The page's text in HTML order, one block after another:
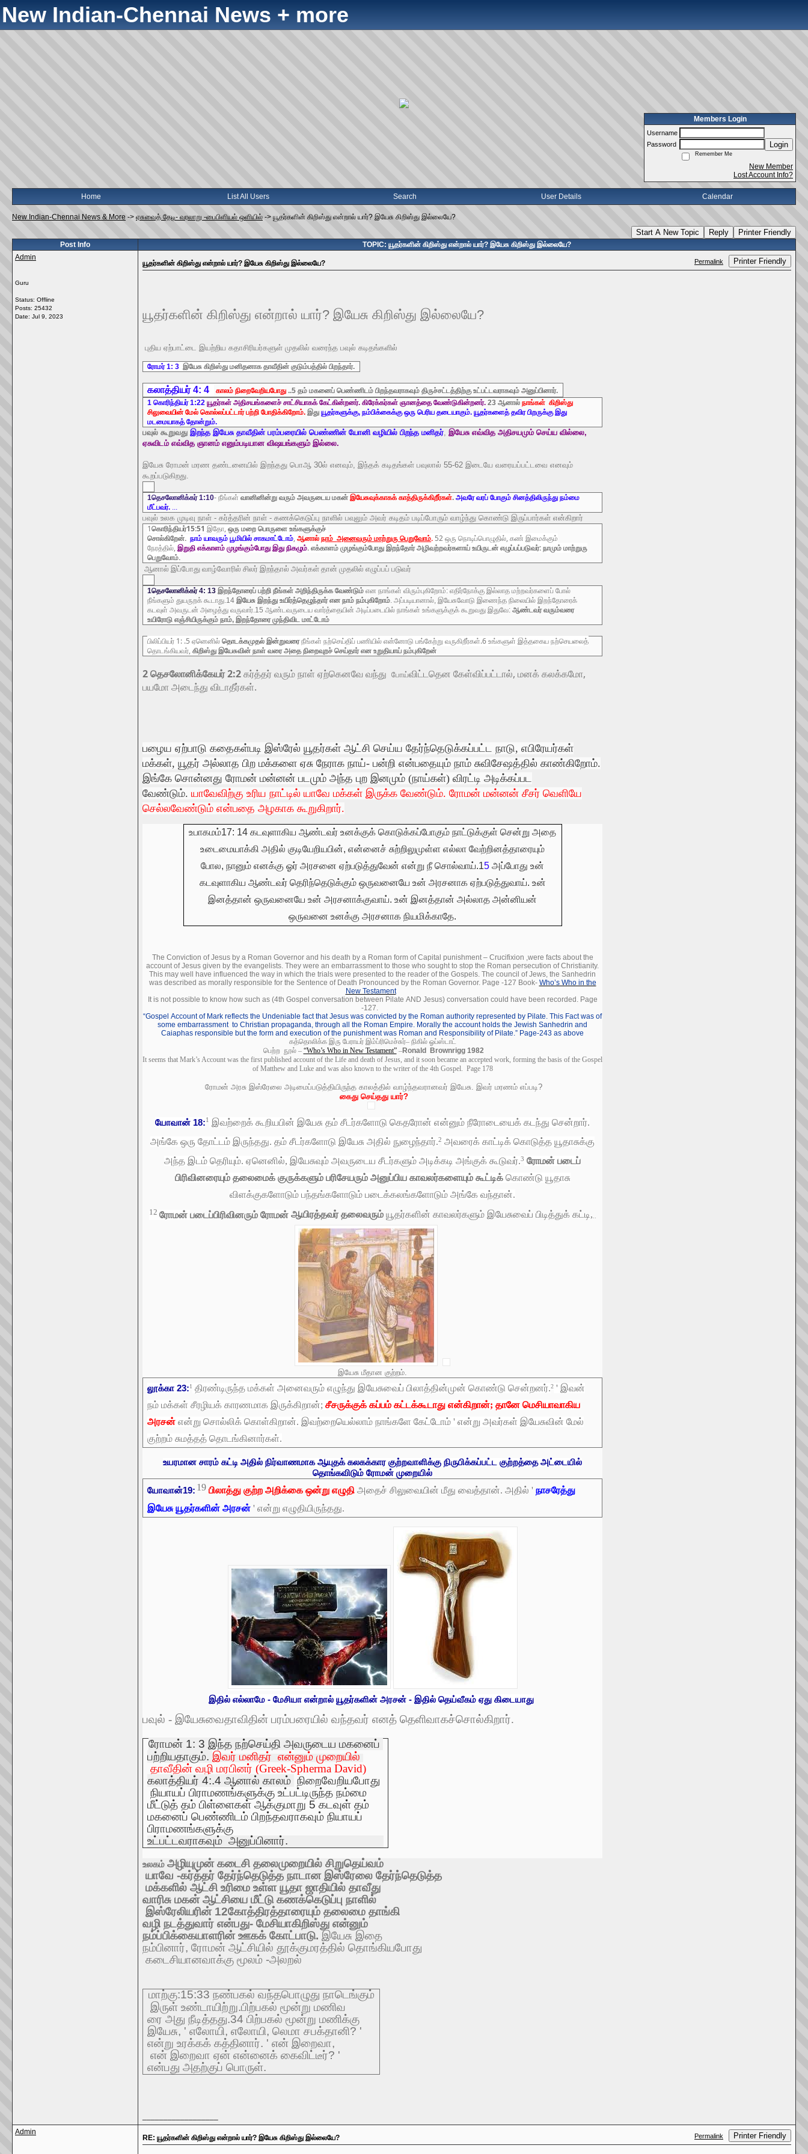
New Indian-Chennai News + more
Members Login
Username
Password
Login
Remember Me
New Member
Lost Account Info?
Home List All Users Search User Details Calendar
New Indian-Chennai News & More -> ஏசுவைத் தேடி- வரலாறு -பைபிளியல் ஒளியில் -> யூதர்களின் கிறிஸ்து என்றால் யார்? இயேசு கிறிஸ்து இல்லையே?
Start A New Topic Reply Printer Friendly
Post Info
TOPIC: யூதர்களின் கிறிஸ்து என்றால் யார்? இயேசு கிறிஸ்து இல்லையே?
Admin
Guru
Status: Offline
Posts: 25432
Date: Jul 9, 2023
யூதர்களின் கிறிஸ்து என்றால் யார்? இயேசு கிறிஸ்து இல்லையே? Permalink Printer Friendly
யூதர்களின் கிறிஸ்து என்றால் யார்? இயேசு கிறிஸ்து இல்லையே?
புதிய ஏற்பாட்டை இயற்றிய கதாசிரியர்களுள் முதலில் வரைந்த பவுல் கடிதங்களில்
ரோமர் 1: 3 இயேசு கிறிஸ்து மனிதனாக தாவீதின் குடும்பத்தில் பிறந்தார்.
கலாத்தியர் 4: 4 காலம் நிறைவேறியபோது ..5 தம் மகனைப் பெண்ணிடம் பிறந்தவராகவும் திருச்சட்டத்திற்கு உட்பட்டவராகவும் அனுப்பினார்.
1 கொரிந்தியர் 1:22 யூதர்கள் அதிசயங்களைச் சாட்சியாகக் கேட்கின்றனர். கிரேக்கர்கள் ஞானத்தை வேண்டுகின்றனர். 23 ஆனால்நாங்கள் கிறிஸ்து
சிலுவையின் மேல் கொல்லப்பட்டார் பற்றி போதிக்கிறோம். இதுயூதர்களுக்கு, நம்பிக்கைக்கு ஒரு பெரிய தடையாகும். யூதர்களைத் தவிர பிறருக்கு இது
மடமையாகத் தோன்றும்.
பவுல் கூறுவது இறந்த இயேசு தாவீதின் பரம்பரையில் பெண்ணின் யோனி வழியில் பிறந்த மனிதர் இயேசு எவ்வித அதிசயமும் செய்ய வில்லை,
ஏசுவிடம் எவ்வித ஞானம் எனும்படியான விஷயங்களும் இல்லை.
இயேசு ரோமன் மரண தண்டனையில் இறந்தது பொஆ 30ல் எனவும், இந்தக் கடிதங்கள் பவுலால் 55-62 இடையே வரையப்பட்டவை எனவும்
கூறப்படுகிறது.
1தெசலோனிக்கர் 1:10- நீங்கள்வானினின்று வரும் அவருடைய மகன்இயேசுவுக்காகக் காத்திருக்கிறீர்கள்.அவரே வரப் போகும் சினத்திலிருந்து நம்மை
மீட்பவர். ...
பவுல் உலக முடிவு நாள் - கர்த்தரின் நாள் - கணக்கெடுப்பு நாளில் பவுலும் அவர் கடிதம் படிப்போரும் வாழ்ந்து கொண்டு இருப்பார்கள் என்கிறார்
1கொரிந்தியர்15:51இதோ,ஒரு மறை பொருளை உங்களுக்குச்
சொல்கிறேன். நாம் யாவரும்பூமியில்சாகமாட்டோம்,ஆனால்நாம்அனைவரும் மாற்றுரு பெறுவோம். 52 ஒரு நொடிப்பொழுதில், கண் இமைக்கும்
நேரத்தில்,இறுதி எக்காளம் முழங்கும்போது இது நிகழும். எக்காளம் முழங்கும்போது இறந்தோர் அழிவற்றவர்களாய் உயிருடன் எழுப்பப்படுவர்: நாமும் மாற்றுரு
பெறுவோம்.
ஆனால் இப்போது வாழ்வோரில் சிலர் இறந்தால் அவர்கள் தான் முதலில் எழுப்பப் படுவர்
1தெசலோனிக்கர் 4: 13இறந்தோரைப் பற்றி நீங்கள் அறிந்திருக்க வேண்டும் என நாங்கள் விரும்புகிறோம்: எதிர்நோக்கு இல்லாத மற்றவர்களைப் போல்
நீங்களும் துயருறக் கூடாது.14இயேசு இறந்து உயிர்த்தெழுந்தார் என நாம் நம்புகிறோம். அப்படியானால், இயேசுவோடு இணைந்த நிலையில் இறந்தோரைக்
கடவுள் அவருடன் அழைத்து வருவார்.15 ஆண்டவருடைய வார்த்தையின் அடிப்படையில் நாங்கள் உங்களுக்குக் கூறுவது இதுவே:ஆண்டவர் வரும்வரை
உயிரோடு எஞ்சியிருக்கும் நாம், இறந்தோரை முந்திவிட மாட்டோம்
பிலிப்பியர் 1: .5 ஏனெனில்தொடக்கமுதல் இன்றுவரைநீங்கள் நற்செய்திப் பணியில் என்னோடு பங்கேற்று வருகிறீர்கள்.6 உங்களுள் இத்தகைய நற்செயலைத்
தொடங்கியவர்,கிறிஸ்து இயேசுவின் நாள் வரை அதை நிறைவுறச் செய்தார் என உறுதியாய் நம்புகிறேன்
2 தெசலோனிக்கேயர் 2:2கர்த்தர் வரும் நாள் ஏற்கெனவே வந்து போய்விட்டதென கேள்விப்பட்டால், மனக் கலக்கமோ,
பயமோ அடைந்து விடாதீர்கள்.
பழைய ஏற்பாடு கதைகள்படி இஸ்ரேல் யூதர்கள் ஆட்சி செய்ய தேர்ந்தெடுக்கப்பட்ட நாடு, எபிரேயர்கள்
மக்கள், யூதர் அல்லாத பிற மக்களை ஏசு நேராக நாய்- பன்றி என்பதையும் நாம் சுவிசேஷத்தில் காண்கிறோம்.
இங்கே சொன்னது ரோமன் மன்னன் படமும் அந்த புற இனமும் (நாய்கள்) விரட்டி அடிக்கப்பட
வேண்டும். யாவேவிற்கு உரிய நாட்டில் யாவே மக்கள் இருக்க வேண்டும். ரோமன் மன்னன் சீசர் வெளியே
செல்லவேண்டும் என்பதை அழகாக கூறுகிறார்.
உபாகமம்17: 14 கடவுளாகிய ஆண்டவர் உனக்குக் கொடுக்கப்போகும் நாட்டுக்குள் சென்று அதை
உடைமையாக்கி அதில் குடியேறியபின், என்னைச் சுற்றிலுமுள்ள எல்லா வேற்றினத்தாரையும்
போல, நானும் எனக்கு ஓர் அரசனை ஏற்படுத்துவேன் என்று நீ சொல்வாய்.15 அப்போது உன்
கடவுளாகிய ஆண்டவர் தெரிந்தெடுக்கும் ஒருவனையே உன் அரசனாக ஏற்படுத்துவாய். உன்
இனத்தான் ஒருவனையே உன் அரசனாக்குவாய். உன் இனத்தான் அல்லாத அன்னியன்
ஒருவனை உனக்கு அரசனாக நியமிக்காதே.
The Conviction of Jesus by a Roman Governor and his death by a Roman form of Capital punishment – Crucifixion ,were facts about the
account of Jesus given by the evangelists. They were an embarrassment to those who sought to stop the Roman persecution of Christianity.
This may well have influenced the way in which the trials were presented to the reader of the Gospels. The council of Jews, the Sanhedrin
was described as morally responsible for the Sentence of Death Pronounced by the Roman Governor. Page -127 Book- Who’s Who in the
New Testament
It is not possible to know how such as (4th Gospel conversation between Pilate AND Jesus) conversation could have been recorded. Page
-127.
“Gospel Account of Mark reflects the Undeniable fact that Jesus was convicted by the Roman authority represented by Pilate. This Fact was of
some embarrassment to Christian propaganda, through all the Roman Empire. Morally the account holds the Jewish Sanhedrin and
Caiaphas responsible but the form and execution of the punishment was Roman and Responsibility of Pilate.” Page-243 as above
கத்தொலிக்க இரு பேராயர் இம்ப்ரிமெச்சுர்– நிகில் ஓப்ஸ்டாட்
பெற்ற நூல்– “Who’s Who in New Testament”–Ronald Brownrigg 1982
It seems that Mark’s Account was the first published account of the Life and death of Jesus, and it soon became an accepted work, forming the basis of the Gospel
of Matthew and Luke and was also known to the writer of the 4th Gospel. Page 178
ரோமன் அரசு இஸ்ரேலை அடிமைப்படுத்தியிருந்த காலத்தில் வாழ்ந்தவரானவர் இயேசு. இவர் மரணம் எப்படி?
கைது செய்தது யார்?
யோவான் 18:1
இவற்றைக் கூறியபின் இயேசு தம் சீடர்களோடு கெதரோன் என்னும் நீரோடையைக் கடந்து சென்றார்.
அங்கே ஒரு தோட்டம் இருந்தது. தம் சீடர்களோடு இயேசு அதில் நுழைந்தார்.2 அவரைக் காட்டிக் கொடுத்த யூதாசுக்கு
அந்த இடம் தெரியும். ஏனெனில், இயேசுவும் அவருடைய சீடர்களும் அடிக்கடி அங்குக் கூடுவர்.3 ரோமன் படைப்
பிரிவினரையும் தலைமைக் குருக்களும் பரிசேயரும் அனுப்பிய காவலர்களையும் கூட்டிக் கொண்டு யூதாசு
விளக்குகளோடும் பந்தங்களோடும் படைக்கலங்களோடும் அங்கே வந்தான்.
12 ரோமன் படைப்பிரிவினரும் ரோமன் ஆயிரத்தவர் தலைவரும் யூதர்களின் காவலர்களும் இயேசுவைப் பிடித்துக் கட்டி,
இயேசு மீதான குற்றம்.
லூக்கா 23:1 திரண்டிருந்த மக்கள் அனைவரும் எழுந்து இயேசுவைப் பிலாத்தின்முன் கொண்டு சென்றனர்.2 ' இவன்
நம் மக்கள் சீரழியக் காரணமாக இருக்கிறான்; சீசருக்குக் கப்பம் கட்டக்கூடாது என்கிறான்; தானே மெசியாவாகிய
அரசன்என்று சொல்லிக் கொள்கிறான். இவற்றையெல்லாம் நாங்களே கேட்டோம் ' என்று அவர்கள் இயேசுவின் மேல்
குற்றம் சுமத்தத் தொடங்கினார்கள்.
உயரமான சாரம் கட்டி அதில் நிர்வாணமாக ஆயுதக் கலகக்கார குற்றவாளிக்கு நிருபிக்கப்பட்ட குற்றத்தை அட்டையில்
தொங்கவிடும் ரோமன் முறையில்
யோவான்19: 19 பிலாத்து குற்ற அறிக்கை ஒன்று எழுதிஅதைச் சிலுவையின் மீது வைத்தான். அதில் 'நாசரேத்து
இயேசு யூதர்களின் அரசன் ' என்று எழுதியிருந்தது.
இதில் எல்லாமே - மேசியா என்றால் யூதர்களின் அரசன் - இதில் தெய்வீகம் ஏது கிடையாது
பவுல் - இயேசுவைதாவிதின் பரம்பரையில் வந்தவர் எனத் தெளிவாகச்சொல்கிறார்.
ரோமன் 1: 3 இந்த நற்செய்தி அவருடைய மகனைப்
பற்றியதாகும்.இவர்மனிதர் என்னும் முறையில்
தாவீதின் வழி மரபினர் (Greek-Spherma David)
கலாத்தியர் 4:.4ஆனால் காலம் நிறைவேறியபோது
நியாயப்பிராமணங்களுக்கு உட்பட்டிருந்த நம்மை
மீட்டுத் தம் பிள்ளைகள்ஆக்குமாறு 5கடவுள் தம்
மகனைப் பெண்ணிடம் பிறந்தவராகவும் நியாயப்
பிராமணங்களுக்கு
உட்பட்டவராகவும் அனுப்பினார்.
உலகம் அழியுமுன் கடைசி தலைமுறையில் சிறுதெய்வம்
யாவே -கர்த்தர் தேர்ந்தெடுத்த நாடான இஸ்ரேலை தேர்ந்தெடுத்த
மக்களில் ஆட்சி உரிமை உள்ள யூதா ஜாதியில் தாவீது
வாரிசு மகன் ஆட்சியை மீட்டு கணக்கெடுப்பு நாளில்
இஸ்ரேலியரின்12கோத்திரத்தாரையும் தலைமை தாங்கி
வழி நடத்துவார் என்பது- மேசியாகிறிஸ்து என்னும்
நம்ப்பிக்கையாளரின் ஊகக் கோட்பாடு. இயேசு இதை
நம்பினார், ரோமன் ஆட்சியில் தூக்குமரத்தில் தொங்கியபோது
கடைசியானவாக்கு மூலம் -அலறல்
மாற்கு:15:33நண்பகல் வந்தபொழுது நாடெங்கும்
இருள் உண்டாயிற்று.பிற்பகல் மூன்று மணிவ
ரை அது நீடித்தது.34பிற்பகல் மூன்று மணிக்கு
இயேசு, 'எலோயி,எலோயி,லெமா சபக்தானி? '
என்று உரக்கக் கத்தினார். 'என் இறைவா,
என் இறைவா ஏன் என்னைக் கைவிட்டீர்? '
என்பதுஅதற்குப் பொருள்.
Admin
RE: யூதர்களின் கிறிஸ்து என்றால் யார்? இயேசு கிறிஸ்து இல்லையே? Permalink Printer Friendly